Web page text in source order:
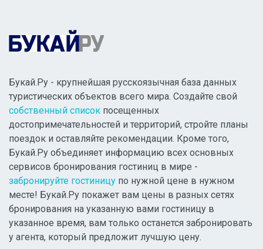
Букай.Ру - крупнейшая русскоязычная база данных
туристических объектов всего мира. Создайте свой
собственный список посещенных
достопримечательностей и территорий, стройте планы
поездок и оставляйте рекомендации. Кроме того,
Букай.Ру объединяет информацию всех основных
сервисов бронирования гостиниц в мире -
забронируйте гостиницу по нужной цене в нужном
месте! Букай.Ру покажет вам цены в разных сетях
бронирования на указанную вами гостиницу в
указанное время, вам только останется забронировать
у агента, который предложит лучшую цену.